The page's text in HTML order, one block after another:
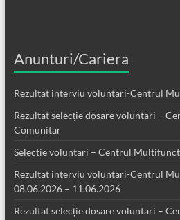
Anunturi/Cariera
Rezultat interviu voluntari-Centrul
Rezultat selecție dosare voluntari –
Comunitar
Selectie voluntari – Centrul
Rezultat interviu voluntari-Centrul
08.06.2026 – 11.06.2026
Rezultat selecție dosare voluntari –